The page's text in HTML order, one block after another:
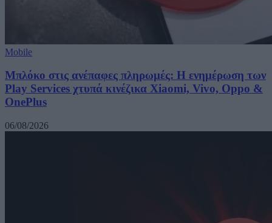
Mobile
Μπλόκο στις ανέπαφες πληρωμές: Η ενημέρωση των
Play Services χτυπά κινέζικα Xiaomi, Vivo, Oppo &
OnePlus
06/08/2026